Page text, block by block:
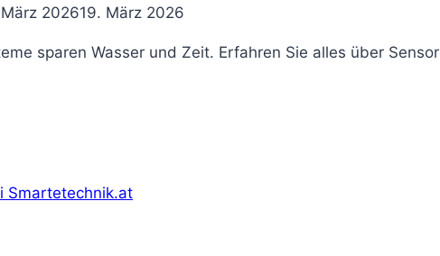
202619. März 2026
sparen Wasser und Zeit. Erfahren Sie alles über